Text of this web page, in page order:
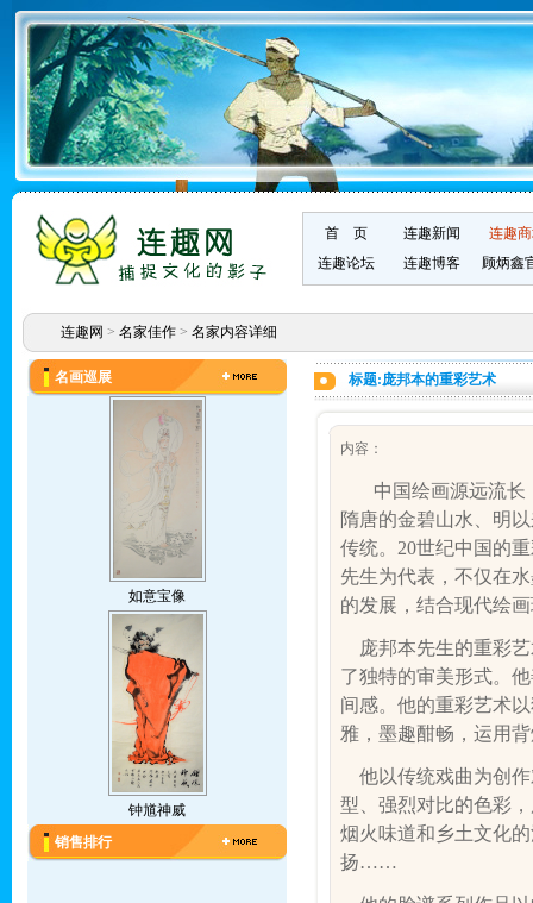
首 页 连趣新闻
连趣
连趣论坛
连趣博客 顾炳鑫
连趣网 > 名家佳作> 名家内容详细
名画巡展
如意宝像
钟馗神威
销售排行
标题:庞邦本的重彩艺术
内容：
中国绘画源远流
隋唐的金碧山水、明
传统。 20世纪中国的
先生为代表，不仅在
的发展，结合现代绘
庞邦本先生的重彩
了独特的审美形式。
间感。他的重彩艺术
雅，墨趣酣畅，运用
他以传统戏曲为创
型、强烈对比的色彩
烟火味道和乡土文化
扬……